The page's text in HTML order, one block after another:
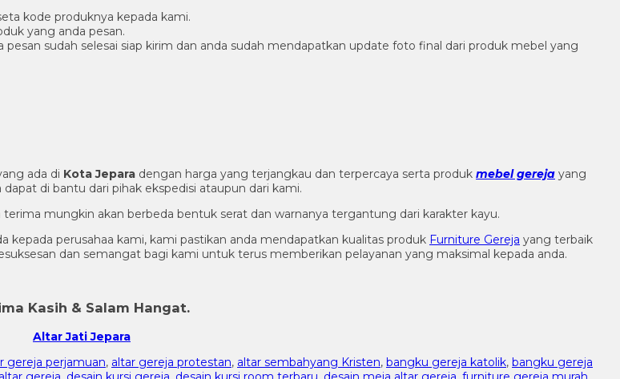
kode produknya kepada kami.
yang anda pesan.
sudah selesai siap kirim dan anda sudah mendapatkan update foto final dari produk mebel yang
ada di Kota Jepara dengan harga yang terjangkau dan terpercaya serta produk mebel gereja yang
di bantu dari pihak ekspedisi ataupun dari kami.
mungkin akan berbeda bentuk serat dan warnanya tergantung dari karakter kayu.
perusahaa kami, kami pastikan anda mendapatkan kualitas produk Furniture Gereja yang terbaik
dan semangat bagi kami untuk terus memberikan pelayanan yang maksimal kepada anda.
Kasih & Salam Hangat.
Altar Jati Jepara
gereja perjamuan, altar gereja protestan, altar sembahyang Kristen, bangku gereja katolik, bangku gereja